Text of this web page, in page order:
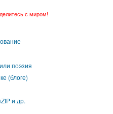
делитесь с миром!
поэзия
(блоге)
и др.